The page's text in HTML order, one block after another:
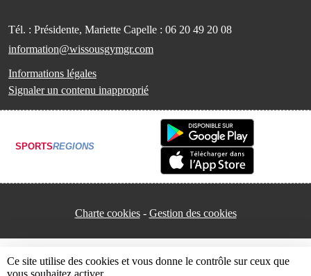
Tél. : Présidente, Mariette Capelle : 06 20 49 20 08
information@wissousgymgr.com
Informations légales
Signaler un contenu inapproprié
SPORTSREGIONS
Charte cookies Gestion des cookies
Ce site utilise des cookies et vous donne le contrôle sur ceux que
vous souhaitez activer